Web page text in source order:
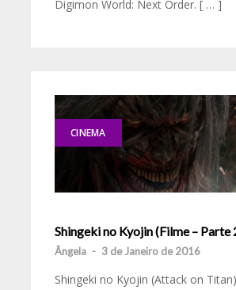
Digimon World: Next Order. [ … ]
CINEMA
Shingeki no Kyojin (Filme – Parte
Ângela - 3 de Janeiro de 2016
Shingeki no Kyojin (Attack on